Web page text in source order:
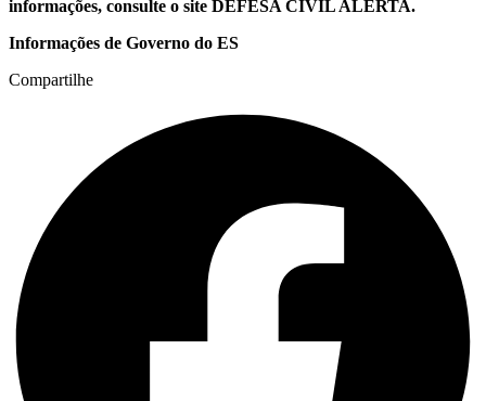
informações, consulte o site DEFESA CIVIL ALERTA.
Informações de Governo do ES
Compartilhe